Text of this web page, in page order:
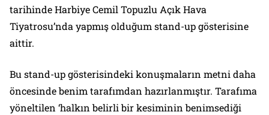
tarihinde Harbiye Cemil Topuzlu Açık Hava
Tiyatrosu’nda yapmış olduğum stand-up gösterisine
aittir.
Bu stand-up gösterisindeki konuşmaların metni daha
öncesinde benim tarafımdan hazırlanmıştır. Tarafıma
yöneltilen ‘halkın belirli bir kesiminin benimsediği